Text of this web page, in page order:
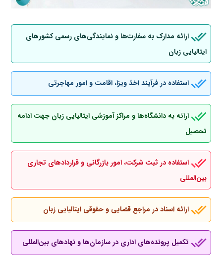
ارائه مدارک به سفارت‌ها و نمایندگی‌های رسمی کشورهای
ایتالیایی زبان
استفاده در فرآیند اخذ ویزا، اقامت و امور مهاجرتی
ارائه به دانشگاه‌ها و مراکز آموزشی ایتالیایی زبان جهت ادامه
تحصیل
استفاده در ثبت شرکت، امور بازرگانی و قراردادهای تجاری
بین‌المللی
ارائه اسناد در مراجع قضایی و حقوقی ایتالیایی زبان
تکمیل پرونده‌های اداری در سازمان‌ها و نهادهای بین‌المللی